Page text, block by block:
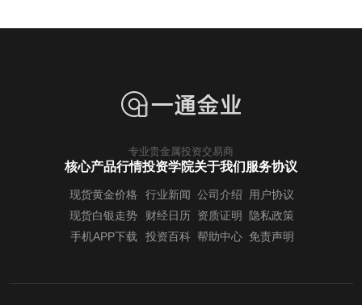
专业贵金属投资交易商
核心产品行情
现货黄金价格
现货白银走势
手机APP下载
投资学院
行业新闻
财经日历
投资百科
关于我们
公司介绍
资质证明
帮助中心
服务协议
用户协议
隐私政策
免责声明